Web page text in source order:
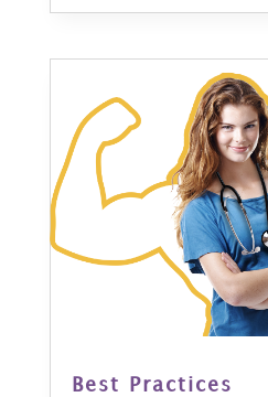
Best Practices